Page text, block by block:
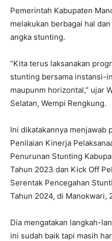
Pemerintah Kabupaten
melakukan berbagai hal
angka stunting.
“Kita terus laksanakan
stunting bersama instansi-
maupunm horizontal,” ujar
Selatan, Wempi Rengkung.
Ini dikatakannya menjawab
Penilaian Kinerja
Penurunan Stunting
Tahun 2023 dan Kick Off
Serentak Pencegahan
Tahun 2024, di Manokwari,
Dia mengatakan langkah-
ini sudah baik tapi masih